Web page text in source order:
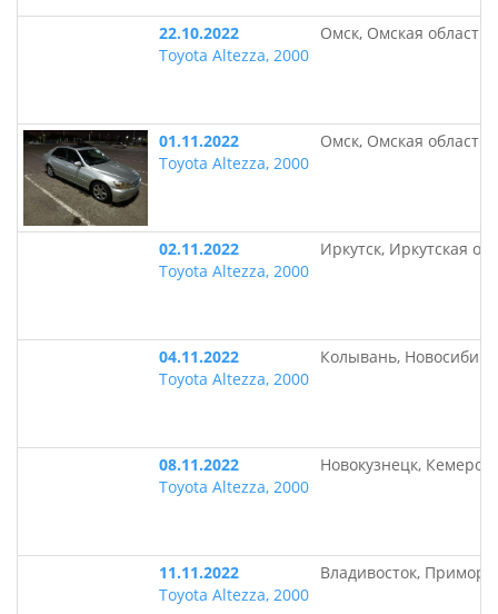
22.10.2022
Toyota Altezza, 2000
Омск, Омская область
01.11.2022
Toyota Altezza, 2000
Омск, Омская область
02.11.2022
Toyota Altezza, 2000
Иркутск, Иркутская
04.11.2022
Toyota Altezza, 2000
Колывань,
08.11.2022
Toyota Altezza, 2000
Новокузнецк,
11.11.2022
Toyota Altezza, 2000
Владивосток,